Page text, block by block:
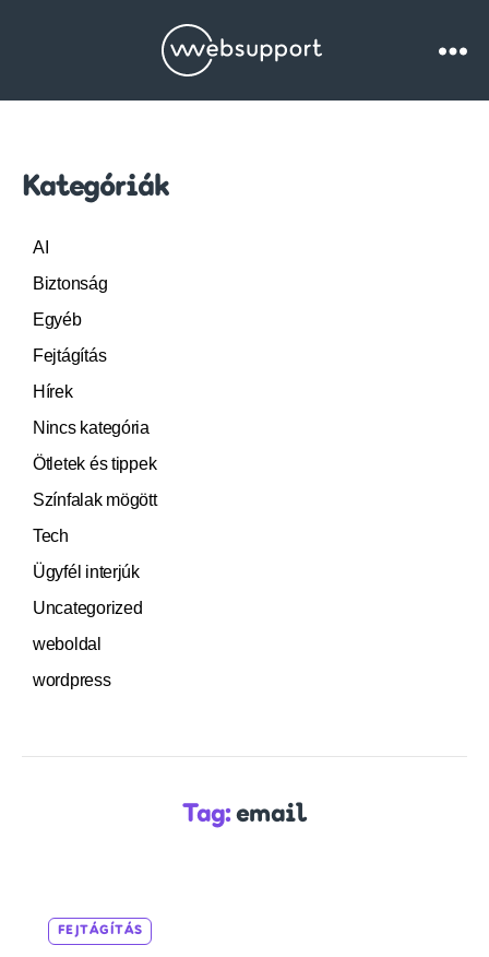
Websupport.hu
Kategóriák
AI
Biztonság
Egyéb
Fejtágítás
Hírek
Nincs kategória
Ötletek és tippek
Színfalak mögött
Tech
Ügyfél interjúk
Uncategorized
weboldal
wordpress
Tag:email
FEJTÁGÍTÁS